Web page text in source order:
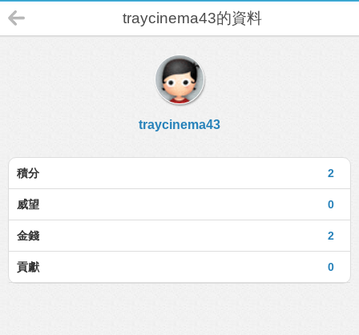
traycinema43的資料
traycinema43
2
積分
0
威望
2
金錢
0
貢獻